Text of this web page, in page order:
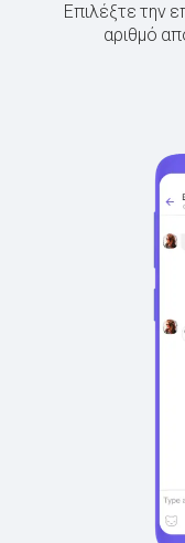
Επιλέξτε την
αριθμό